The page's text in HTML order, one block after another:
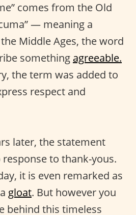
comes from the Old
— meaning a
Middle Ages, the word
something agreeable.
the term was added to
respect and
later, the statement
to thank-yous.
it is even remarked as
gloat. But however you
behind this timeless